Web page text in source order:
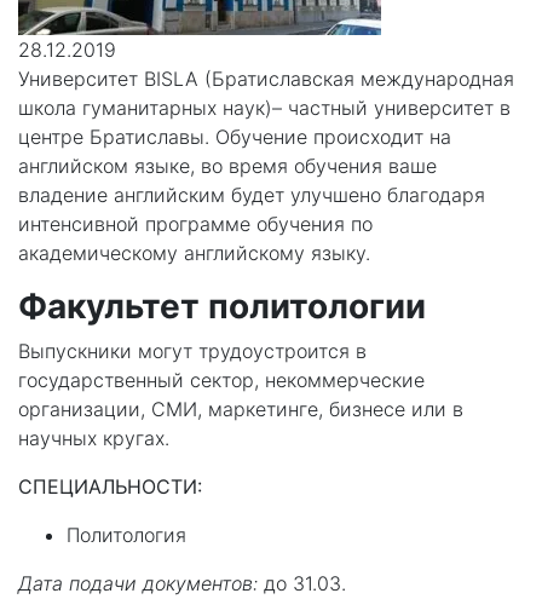
28.12.2019
Университет BISLA (Братиславская международная
школа гуманитарных наук)– частный университет в
центре Братиславы. Обучение происходит на
английском языке, во время обучения ваше
владение английским будет улучшено благодаря
интенсивной программе обучения по
академическому английскому языку.
Факультет политологии
Выпускники могут трудоустроится в
государственный сектор, некоммерческие
организации, СМИ, маркетинге, бизнесе или в
научных кругах.
СПЕЦИАЛЬНОСТИ:
Политология
Дата подачи документов: до 31.03.